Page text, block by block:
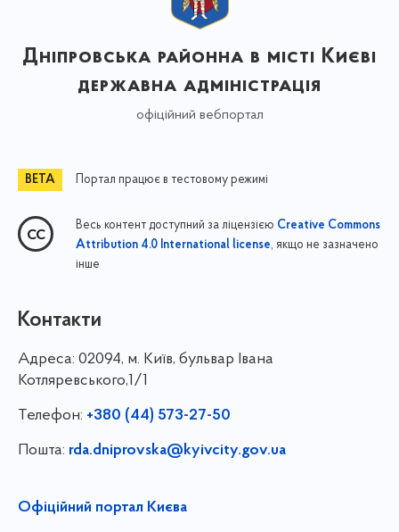
Дніпровська районна в місті Києві
державна адміністрація
офіційний вебпортал
Портал працює в тестовому режимі
Весь контент доступний за ліцензією Creative Commons
Attribution 4.0 International license, якщо не зазначено
інше
Контакти
Адреса: 02094, м. Київ, бульвар Івана
Котляревського,1/1
Телефон: +380 (44) 573-27-50
Пошта: rda.dniprovska@kyivcity.gov.ua
Офіційний портал Києва